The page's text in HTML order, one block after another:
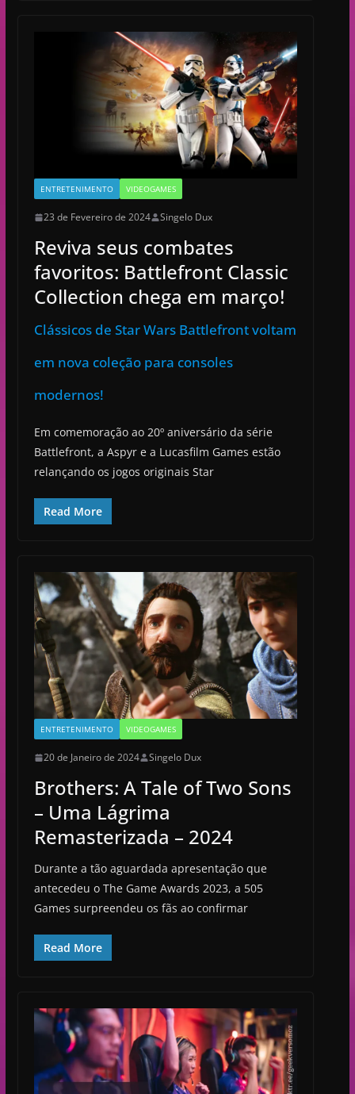
ENTRETENIMENTO VIDEOGAMES
23 de Fevereiro de 2024 Singelo Dux
Reviva seus combates
favoritos: Battlefront Classic
Collection chega em março!
Clássicos de Star Wars Battlefront voltam
em nova coleção para consoles
modernos!
Em comemoração ao 20º aniversário da série
Battlefront, a Aspyr e a Lucasfilm Games estão
relançando os jogos originais Star
Read More
ENTRETENIMENTO VIDEOGAMES
20 de Janeiro de 2024 Singelo Dux
Brothers: A Tale of Two Sons
– Uma Lágrima
Remasterizada – 2024
Durante a tão aguardada apresentação que
antecedeu o The Game Awards 2023, a 505
Games surpreendeu os fãs ao confirmar
Read More